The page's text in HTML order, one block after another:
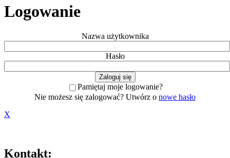
Logowanie
Nazwa użytkownika
Hasło
Pamiętaj moje logowanie?
Nie możesz się zalogować? Utwórz o nowe hasło
X
Kontakt: